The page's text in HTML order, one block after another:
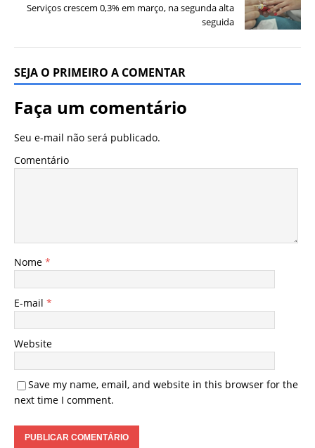
Serviços crescem 0,3% em março, na segunda alta
seguida
SEJA O PRIMEIRO A COMENTAR
Faça um comentário
Seu e-mail não será publicado.
Comentário
Nome *
E-mail *
Website
Save my name, email, and website in this browser for the
next time I comment.